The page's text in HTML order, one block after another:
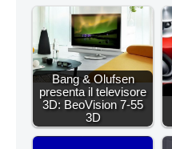
Bang & Olufsen
presenta il televisore
3D: BeoVision 7-55
3D